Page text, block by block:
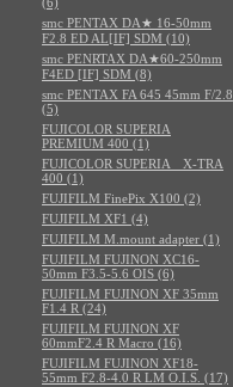
smc PENTAX DA★ 16-50mm
F2.8 ED AL[IF] SDM (10)
smc PENRTAX DA★60-250mm
F4ED [IF] SDM (8)
smc PENTAX FA 645 45mm F/2.8
(5)
FUJICOLOR SUPERIA
PREMIUM 400 (1)
FUJICOLOR SUPERIA X-TRA
400 (1)
FUJIFILM FinePix X100 (2)
FUJIFILM XF1 (4)
FUJIFILM M.mount adapter (1)
FUJIFILM FUJINON XC16-
50mm F3.5-5.6 OIS (6)
FUJIFILM FUJINON XF 35mm
F1.4 R (24)
FUJIFILM FUJINON XF
60mmF2.4 R Macro (16)
FUJIFILM FUJINON XF18-
55mm F2.8-4.0 R LM O.I.S. (17)